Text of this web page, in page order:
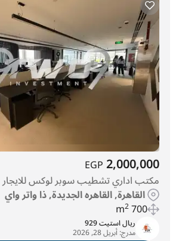
2,000,000
EGP
مكتب اداري تشطيب سوبر لوكس للايجار
القاهرة, القاهره الجديدة, ذا واتر واي
700 m
2
ريال استيت 929
مدرج:أبريل 28, 2026